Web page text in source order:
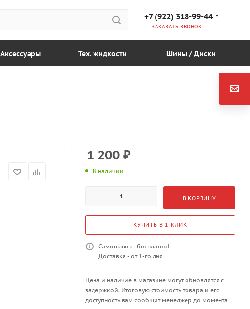
+7 (922) 318-99-44
ЗАКАЗАТЬ ЗВОНОК
Аксессуары Тех. жидкости Шины / Диски
1 200 ₽
В наличии
В КОРЗИНУ
КУПИТЬ В 1 КЛИК
Самовывоз - бесплатно!
Доставка - от 1-го дня
Цена и наличие в магазине могут обновлятся с
задержкой. Итоговую стоимость товара и его
доступность вам сообщит менеджер до момента